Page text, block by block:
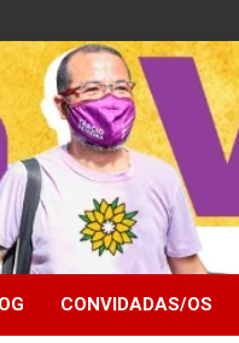
CONVIDADAS/OS